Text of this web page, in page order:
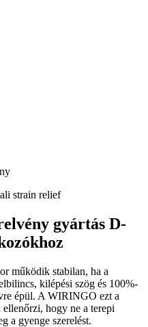
strain relief
gyártás D-
működik stabilan, ha a
kilépési szög és 100%-
épül. A WIRINGO ezt a
hogy ne a terepi
a gyenge szerelést.